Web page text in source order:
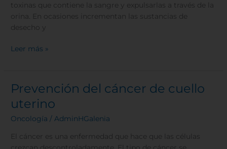
toxinas que contiene la sangre y expulsarlas a través de la
orina. En ocasiones incrementan las sustancias de
desecho y
Leer más »
Prevención del cáncer de cuello
uterino
Oncología / AdminHGalenia
El cáncer es una enfermedad que hace que las células
crezcan descontroladamente. El tipo de cáncer se
Prevención
cáncer
de